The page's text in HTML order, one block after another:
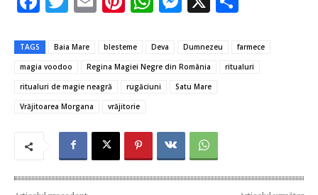
e
b
o
o
it
te
r
ai
l
er
es
t
at
s
A
p
se
n
g
ta
je
TAGS Baia Mare blesteme Deva Dumnezeu
farmece
magia voodoo
Regina Magiei Negre din România
ritualuri
ritualuri de magie neagră
rugăciuni
Satu Mare
Vrăjitoarea Morgana
vrăjitorie